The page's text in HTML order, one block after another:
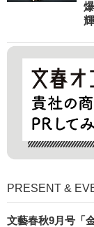
PRESENT &
文藝春秋9月号「